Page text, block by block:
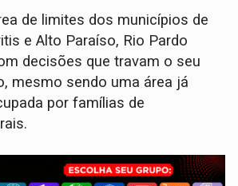
de limites dos municípios de
e Alto Paraíso, Rio Pardo
decisões que travam o seu
mesmo sendo uma área já
por famílias de